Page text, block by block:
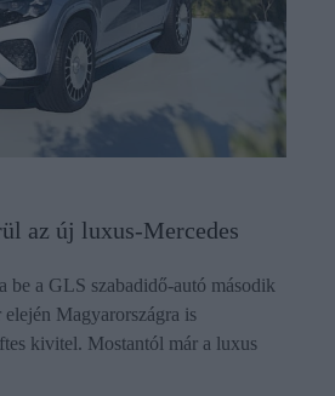
az új luxus-Mercedes
be a GLS szabadidő-autó második
elején Magyarországra is
kivitel. Mostantól már a luxus